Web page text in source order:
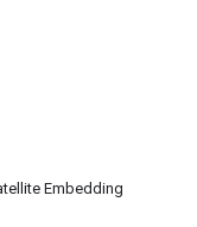
Embedding